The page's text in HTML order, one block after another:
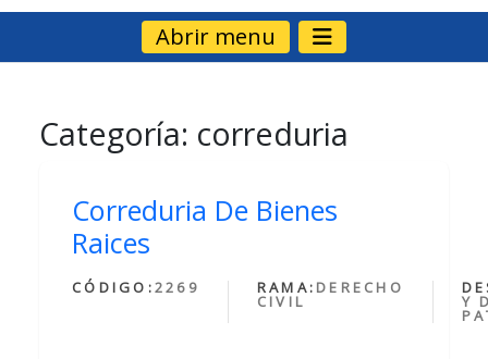
Abrir menu
Categoría: correduria
Correduria De Bienes
Raices
CÓDIGO:2269 RAMA: DERECHO
CIVIL Y